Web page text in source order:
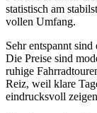
statistisch am
vollen Umfang.
Sehr entspannt
Die Preise sind
ruhige
Reiz, weil klare
eindrucksvoll